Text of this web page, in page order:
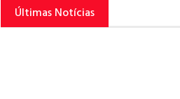
Últimas Notícias